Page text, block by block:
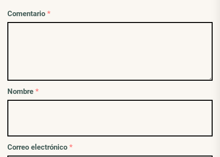
Comentario *
Nombre *
Correo electrónico *